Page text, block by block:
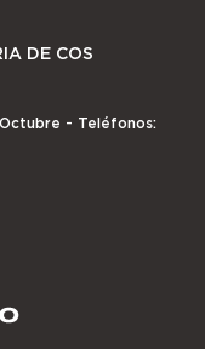
DE COS
Octubre - Teléfonos: